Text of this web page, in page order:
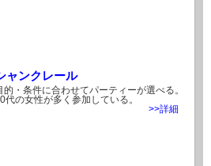
ャンクレール
的・条件に合わせてパーティーが選べる。
代の女性が多く参加している。
>>詳細